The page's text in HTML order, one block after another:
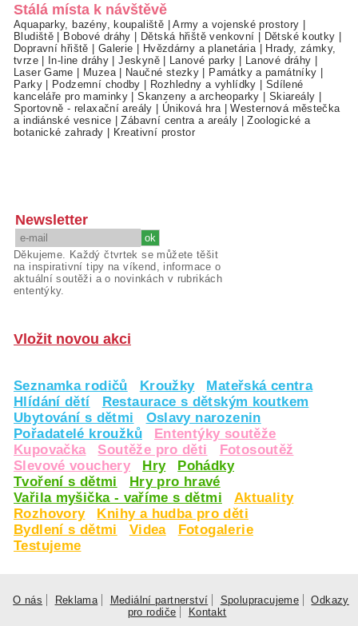
Stálá místa k návštěvě
Aquaparky, bazény, koupaliště |Army a vojenské prostory |
Bludiště | Bobové dráhy | Dětská hřiště venkovní | Dětské koutky |
Dopravní hřiště | Galerie | Hvězdárny a planetária | Hrady, zámky,
tvrze| In-line dráhy |Jeskyně| Lanové parky | Lanové dráhy |
Laser Game | Muzea| Naučné stezky | Památky a památníky |
Parky| Podzemní chodby | Rozhledny a vyhlídky | Sdílené
kanceláře pro maminky |Skanzeny a archeoparky | Skiareály |
Sportovně - relaxační areály | Úniková hra |Westernová městečka
a indiánské vesnice |Zábavní centra a areály |Zoologické a
botanické zahrady | Kreativní prostor
Newsletter
Děkujeme. Každý čtvrtek se můžete těšit
na inspirativní tipy na víkend, informace o
aktuální soutěži a o novinkách v rubrikách
ententýky.
Vložit novou akci
Seznamka rodičů Kroužky
Mateřská centra
Hlídání dětí
Restaurace s dětským koutkem
Ubytování s dětmi
Oslavy narozenin
Pořadatelé kroužků
Ententýky soutěže
Kupovačka
Soutěže pro děti
Fotosoutěž
Slevové vouchery
Hry
Pohádky
Tvoření s dětmi
Hry pro hravé
Vařila myšička - vaříme s dětmi
Aktuality
Rozhovory
Knihy a hudba pro děti
Bydlení s dětmi
Videa
Fotogalerie
Testujeme
O nás Reklama Mediální partnerství Spolupracujeme
Odkazy
pro rodiče
Kontakt